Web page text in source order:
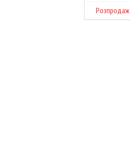
Розпродаж